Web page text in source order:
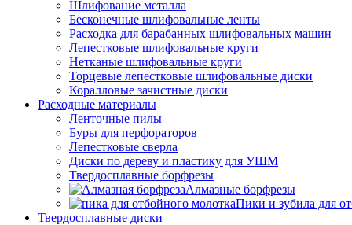
Шлифование металла
Бесконечные шлифовальные ленты
Расходка для барабанных шлифовальных машин
Лепестковые шлифовальные круги
Нетканые шлифовальные круги
Торцевые лепестковые шлифовальные диски
Коралловые зачистные диски
Расходные материалы
Ленточные пилы
Буры для перфораторов
Лепестковые сверла
Диски по дереву и пластику для УШМ
Твердосплавные борфрезы
Алмазные борфрезы
Пики и зубила для
Твердосплавные диски